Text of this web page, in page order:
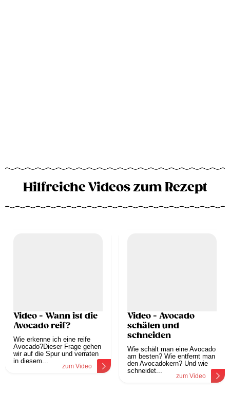
Hilfreiche Videos zum Rezept
Video - Wann ist die
Avocado reif?
Wie erkenne ich eine reife
Avocado?Dieser Frage gehen
wir auf die Spur und verraten
in diesem...
zum Video
Video - Avocado
schälen und
schneiden
Wie schält man eine Avocado
am besten? Wie entfernt man
den Avocadokern? Und wie
schneidet...
zum Video